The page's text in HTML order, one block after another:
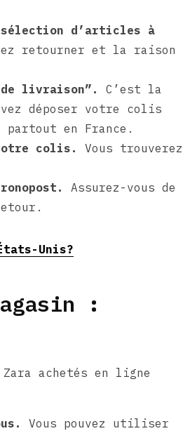
d’articles à
retourner et la raison
livraison”.
C’est la
déposer votre colis
en France.
colis.
Vous trouverez
Assurez-vous de
Unis?
:
achetés en ligne
Vous pouvez utiliser